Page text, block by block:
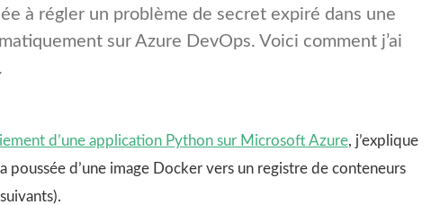
à régler un problème de secret expiré dans une
sur Azure DevOps. Voici comment j’ai
d’une application Python sur Microsoft Azure, j’explique
d’une image Docker vers un registre de conteneurs